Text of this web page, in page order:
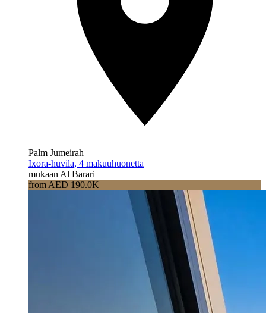
Palm Jumeirah
Ixora-huvila, 4 makuuhuonetta
mukaan Al Barari
from AED 190.0K